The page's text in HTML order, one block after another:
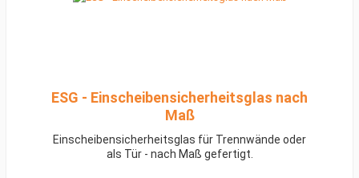
ESG - Einscheibensicherheitsglas nach
Maß
Einscheibensicherheitsglas für Trennwände oder
als Tür - nach Maß gefertigt.